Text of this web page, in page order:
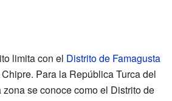
limita con el Distrito de Famagusta
Para la República Turca del
se conoce como el Distrito de